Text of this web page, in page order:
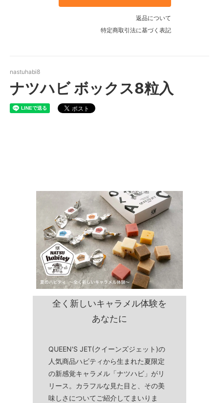
返品について
特定商取引法に基づく表記
nastuhabi8
ナツハビ ボックス8粒入
全く新しいキャラメル体験を
あなたに
QUEEN'S JET(クイーンズジェット)の
人気商品ハビティから生まれた夏限定
の新感覚キャラメル「ナツハビ」がリ
リース。カラフルな見た目と、その美
味しさについてご紹介してまいりま